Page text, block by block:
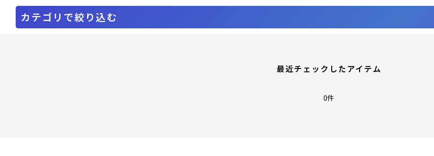
並び順:
カテゴリで絞り込む
最近チェックしたアイテム
0件